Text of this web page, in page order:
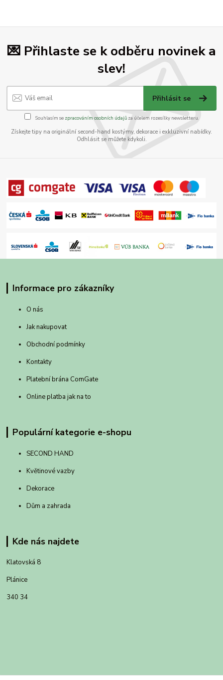
💌 Přihlaste se k odběru novinek a
slev!
Přihlásit se
Souhlasím se zpracováním osobních údajůza účelem rozesílky newsletteru.
Získejte tipy na originální second-hand kostýmy, dekorace i exkluzivní nabídky.
Odhlásit se můžete kdykoli.
Informace pro zákazníky
O nás
Jak nakupovat
Obchodní podmínky
Kontakty
Platební brána ComGate
Online platba jak na to
Populární kategorie e-shopu
SECOND HAND
Květinové vazby
Dekorace
Dům a zahrada
Kde nás najdete
Klatovská 8
Plánice
340 34